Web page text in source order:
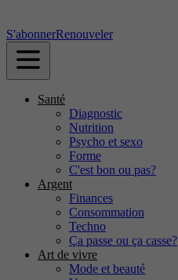
S'abonnerRenouveler
Santé
Diagnostic
Nutrition
Psycho et sexo
Forme
C'est bon ou pas?
Argent
Finances
Consommation
Techno
Ça passe ou ça casse?
Art de vivre
Mode et beauté